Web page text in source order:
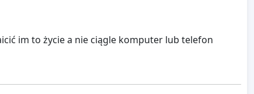
im to życie a nie ciągle komputer lub telefon